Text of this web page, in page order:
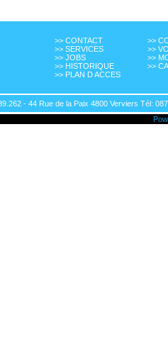
>> CONTACT
>> SERVICES
>> JOBS
>> HISTORIQUE
>> PLAN D ACCES
>>
>>
>>
>>
- 44 Rue de la Paix 4800 Verviers Tél: